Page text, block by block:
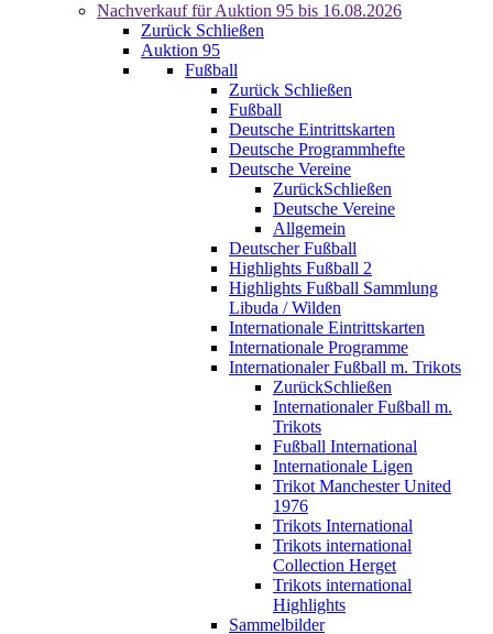
Nachverkauf für Auktion 95 bis 16.08.2026
Zurück Schließen
Auktion 95
Fußball
Zurück Schließen
Fußball
Deutsche Eintrittskarten
Deutsche Programmhefte
Deutsche Vereine
ZurückSchließen
Deutsche Vereine
Allgemein
Deutscher Fußball
Highlights Fußball 2
Highlights Fußball Sammlung
Libuda / Wilden
Internationale Eintrittskarten
Internationale Programme
Internationaler Fußball m. Trikots
ZurückSchließen
Internationaler Fußball m.
Trikots
Fußball International
Internationale Ligen
Trikot Manchester United
1976
Trikots International
Trikots international
Collection Herget
Trikots international
Highlights
Sammelbilder